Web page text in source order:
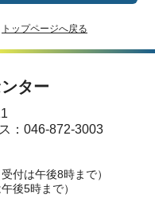
トップページへ戻る
ター
：046-872-3003
付は午後8時まで）
後5時まで）